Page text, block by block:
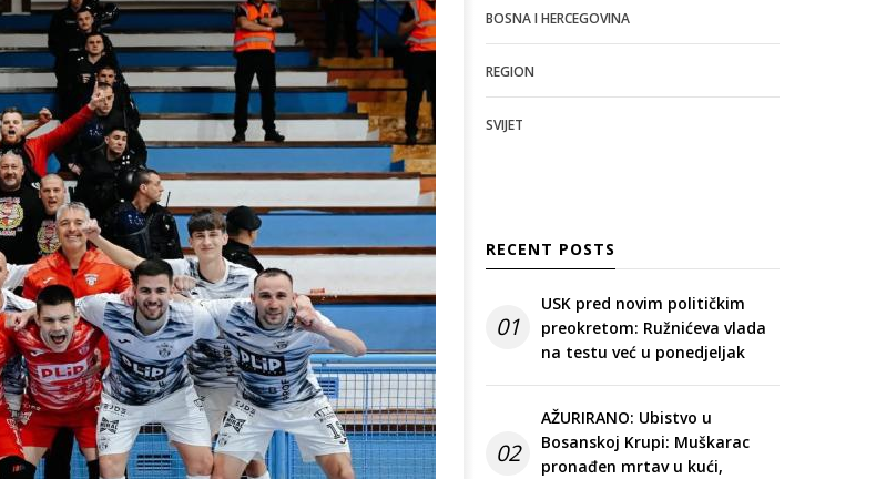
BOSNA I HERCEGOVINA
REGION
SVIJET
RECENT POSTS
01
USK pred novim političkim
preokretom: Ružnićeva vlada
na testu već u ponedjeljak
02
AŽURIRANO: Ubistvo u
Bosanskoj Krupi: Muškarac
pronađen mrtav u kući,